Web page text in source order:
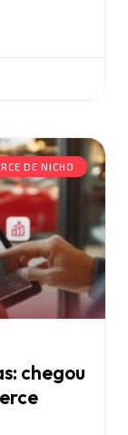
DE NICHO
chegou